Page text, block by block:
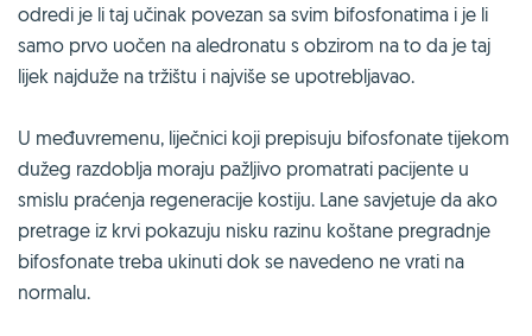
odredi je li taj učinak povezan sa svim bifosfonatima i je li
samo prvo uočen na aledronatu s obzirom na to da je taj
lijek najduže na tržištu i najviše se upotrebljavao.
U međuvremenu, liječnici koji prepisuju bifosfonate tijekom
dužeg razdoblja moraju pažljivo promatrati pacijente u
smislu praćenja regeneracije kostiju. Lane savjetuje da ako
pretrage iz krvi pokazuju nisku razinu koštane pregradnje
bifosfonate treba ukinuti dok se navedeno ne vrati na
normalu.